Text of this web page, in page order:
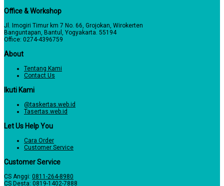
Office & Workshop
Jl. Imogiri Timur km 7 No. 66, Grojokan, Wirokerten
Banguntapan, Bantul, Yogyakarta. 55194
Office: 0274-4396759
About
Tentang Kami
Contact Us
Ikuti Kami
@taskertas.web.id
Tasertas.web.id
Let Us Help You
Cara Order
Customer Service
Customer Service
CS Anggi: 0811-264-8980
CS Desta: 0819-1402-7888